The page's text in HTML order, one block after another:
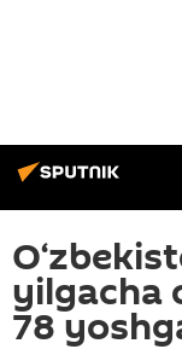
yilgacha
78